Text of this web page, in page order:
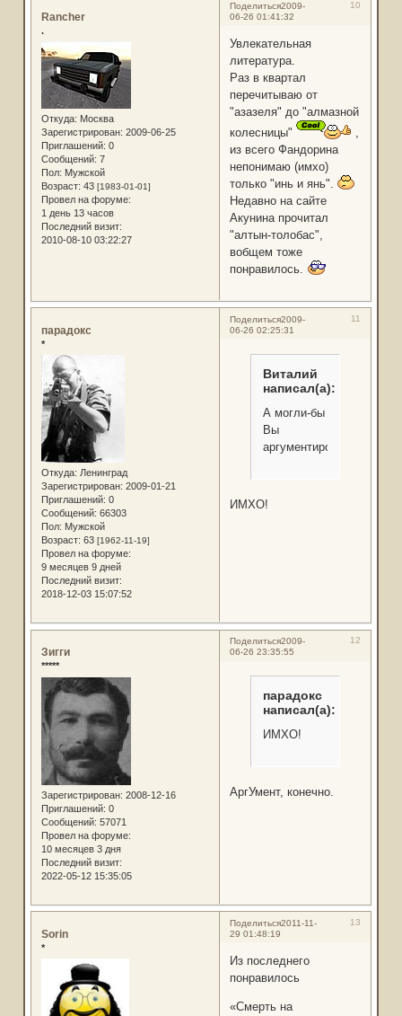
Поделиться 10
2009-
06-26 01:41:32
Rancher
.
Откуда: Москва
Зарегистрирован: 2009-06-25
Приглашений: 0
Сообщений: 7
Пол: Мужской
Возраст: 43 [1983-01-01]
Провел на форуме:
1 день 13 часов
Последний визит:
2010-08-10 03:22:27
Увлекательная
литература.
Раз в квартал
перечитываю от
"азазеля" до "алмазной
колесницы"
,
из всего Фандорина
непонимаю (имхо)
только "инь и янь".
Недавно на сайте
Акунина прочитал
"алтын-толобас",
вобщем тоже
понравилось.
Поделиться 11
2009-
06-26 02:25:31
парадокс
*
Откуда: Ленинград
Зарегистрирован: 2009-01-21
Приглашений: 0
Сообщений: 66303
Пол: Мужской
Возраст: 63 [1962-11-19]
Провел на форуме:
9 месяцев 9 дней
Последний визит:
2018-12-03 15:07:52
Виталий
написал(а):
А могли-бы
Вы
аргументировать?
ИМХО!
Поделиться 12
2009-
06-26 23:35:55
Зигги
*****
Зарегистрирован: 2008-12-16
Приглашений: 0
Сообщений: 57071
Провел на форуме:
10 месяцев 3 дня
Последний визит:
2022-05-12 15:35:05
парадокс
написал(а):
ИМХО!
АргУмент, конечно.
Поделиться 13
2011-11-
29 01:48:19
Sorin
*
Из последнего
понравилось
«Смерть на